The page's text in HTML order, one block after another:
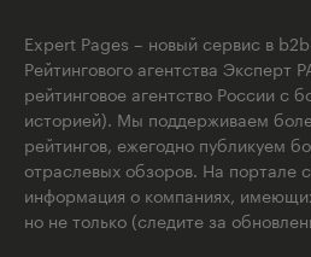
Expert Pages – новый сервис в
Рейтингового агентства Эксперт
рейтинговое агентство России с
историей). Мы поддерживаем
рейтингов, ежегодно публикуем
отраслевых обзоров. На портале
информация о компаниях,
но не только (следите за